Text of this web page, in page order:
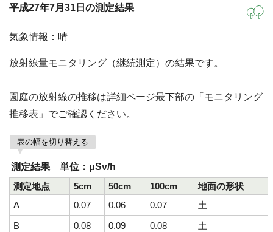
平成27年7月31日の測定結果
気象情報：晴
放射線量モニタリング（継続測定）の結果です。
園庭の放射線の推移は詳細ページ最下部の「モニタリング
推移表」でご確認ください。
表の幅を切り替える
測定結果 単位：μSv/h
測定地点
5cm 50cm 100cm
地面の形状
A
0.07 0.06 0.07
土
B
0.08 0.09 0.08
土